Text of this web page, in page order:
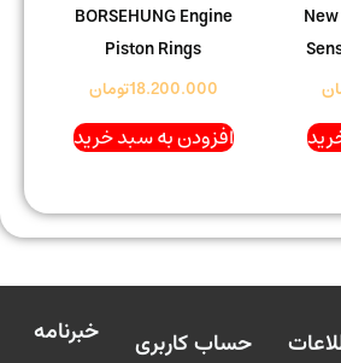
BORSEHUNG Engine
Piston Rings
18.200.000تومان
افزودن به سبد خرید
حساب کاربری
خبرنامه